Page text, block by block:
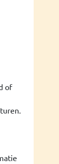
of